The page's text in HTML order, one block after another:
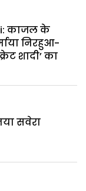
काजल के
निरहुआ-
शादी’ का
सवेरा